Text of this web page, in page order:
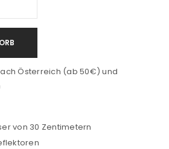
Österreich (ab 50€) und
von 30 Zentimetern